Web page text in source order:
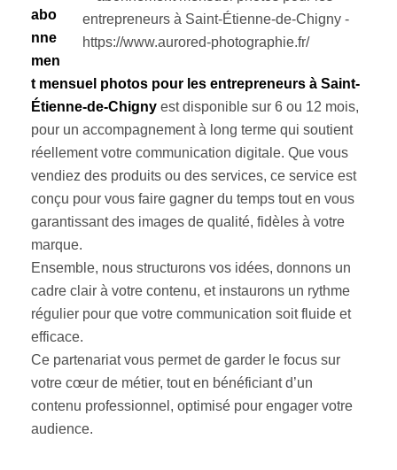
abo
nne
men
t mensuel photos pour les entrepreneurs à Saint-
Étienne-de-Chigny est disponible sur 6 ou 12 mois,
pour un accompagnement à long terme qui soutient
réellement votre communication digitale. Que vous
vendiez des produits ou des services, ce service est
conçu pour vous faire gagner du temps tout en vous
garantissant des images de qualité, fidèles à votre
marque.
Ensemble, nous structurons vos idées, donnons un
cadre clair à votre contenu, et instaurons un rythme
régulier pour que votre communication soit fluide et
efficace.
Ce partenariat vous permet de garder le focus sur
votre cœur de métier, tout en bénéficiant d’un
contenu professionnel, optimisé pour engager votre
audience.